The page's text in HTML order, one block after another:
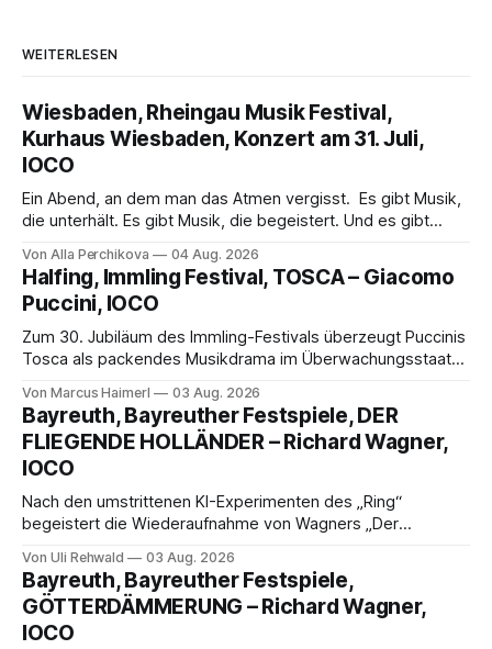
WEITERLESEN
Wiesbaden, Rheingau Musik Festival,
Kurhaus Wiesbaden, Konzert am 31. Juli,
IOCO
Ein Abend, an dem man das Atmen vergisst. Es gibt Musik,
die unterhält. Es gibt Musik, die begeistert. Und es gibt
Genau so war der Abend im Kurhaus Wiesbaden, an dem
Johannes Brahms’ Erstes Klavierkonzert d-Moll op. 15 mit
Daniil
Von Alla Perchikova 04 Aug. 2026
Halfing, Immling Festival, TOSCA – Giacomo
Puccini, IOCO
Zum 30. Jubiläum des Immling-Festivals überzeugt Puccinis
Tosca als packendes Musikdrama im Überwachungsstaat
spannend und werkgetreu, getragen von starken Solisten,
eindrucksvollen Projektionen und einer klangvollen
musikalischen Leitung.
Von Marcus Haimerl 03 Aug. 2026
Bayreuth, Bayreuther Festspiele, DER
FLIEGENDE HOLLÄNDER – Richard Wagner,
IOCO
Nach den umstrittenen KI-Experimenten des „Ring“
begeistert die Wiederaufnahme von Wagners „Der
Musik und einem neuen Traumpaar: Elisabeth Teige und
Nicholas Brownlee sorgen für einen der Höhepunkte der
Bayreuther Festspiele 2026.
Von Uli Rehwald 03 Aug. 2026
Bayreuth, Bayreuther Festspiele,
GÖTTERDÄMMERUNG – Richard Wagner,
IOCO